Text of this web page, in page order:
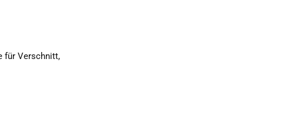
für Verschnitt,